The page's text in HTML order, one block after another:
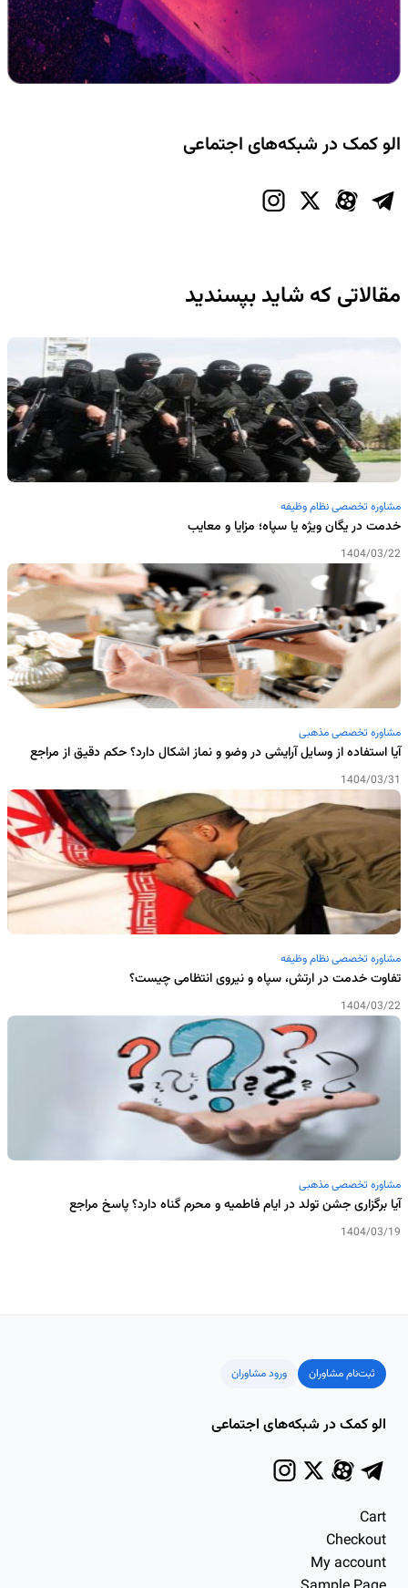
الو کمک در شبکه‌های اجتماعی
مقالاتی که شاید بپسندید
مشاوره تخصصی نظام وظیفه
خدمت در یگان ویژه یا سپاه؛ مزایا و معایب
1404/03/22
مشاوره تخصصی مذهبی
آیا استفاده از وسایل آرایشی در وضو و نماز اشکال دارد؟ حکم دقیق از مراجع
1404/03/31
مشاوره تخصصی نظام وظیفه
تفاوت خدمت در ارتش، سپاه و نیروی انتظامی چیست؟
1404/03/22
مشاوره تخصصی مذهبی
آیا برگزاری جشن تولد در ایام فاطمیه و محرم گناه دارد؟ پاسخ مراجع
1404/03/19
ثبت‌نام مشاوران ورود مشاوران
الو کمک در شبکه‌های اجتماعی
Cart
Checkout
My account